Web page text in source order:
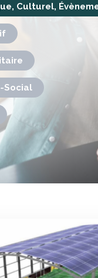
Culturel,
Social